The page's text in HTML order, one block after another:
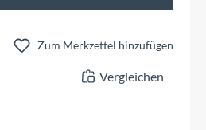
Zum Merkzettel hinzufügen
Vergleichen